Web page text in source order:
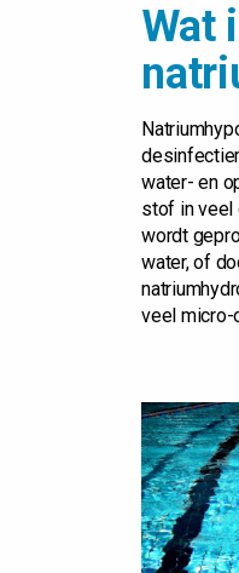
Wat
water- en
stof in veel
wordt
water, of
veel micro-